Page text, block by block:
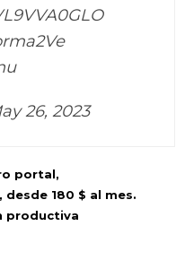
26, 2023
portal,
180 $ al mes.
productiva